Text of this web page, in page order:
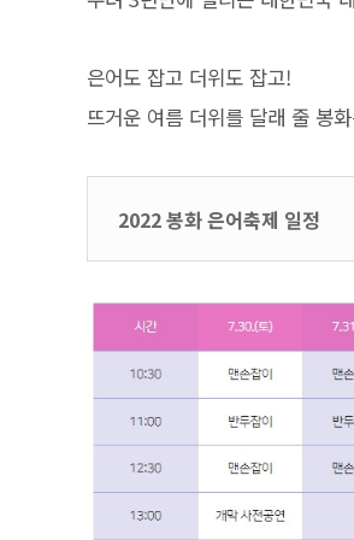
은어도 잡고 더위도 잡고!
뜨거운 여름 더위를 달래 줄 봉
2022 봉화 은어축제 일정